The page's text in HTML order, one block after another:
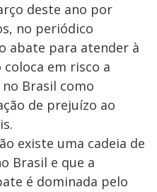
deste ano por
no periódico
abate para atender à
coloca em risco a
Brasil como
de prejuízo ao
existe uma cadeia de
Brasil e que a
é dominada pelo